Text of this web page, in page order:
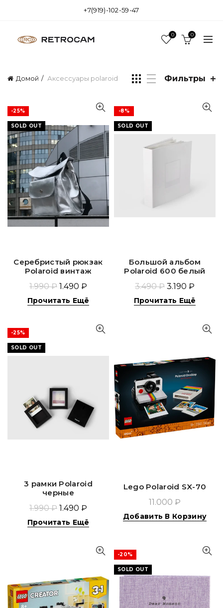
+7(919)-102-59-47
0 0
Домой Аксессуары polaroid Фильтры
-25%
SOLD OUT
Серебристый рюкзак
Polaroid винтаж
1.990 ₽ 1.490 ₽
Прочитать Ещё
-8%
SOLD OUT
Большой альбом
Polaroid 600 белый
3.490 ₽ 3.190 ₽
Прочитать Ещё
-25%
SOLD OUT
3 рамки Polaroid
черные
1.990 ₽ 1.490 ₽
Прочитать Ещё
Lego Polaroid SX-70
11.000 ₽
Добавить В Корзину
-20%
SOLD OUT